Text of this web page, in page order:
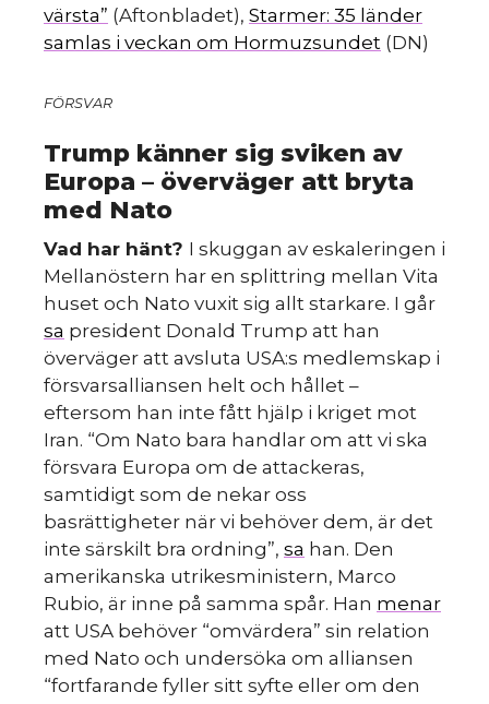
värsta” (Aftonbladet), Starmer: 35 länder
samlas i veckan om Hormuzsundet (DN)
FÖRSVAR
Trump känner sig sviken av
Europa – överväger att bryta
med Nato
Vad har hänt? I skuggan av eskaleringen i
Mellanöstern har en splittring mellan Vita
huset och Nato vuxit sig allt starkare. I går
sa president Donald Trump att han
överväger att avsluta USA:s medlemskap i
försvarsalliansen helt och hållet –
eftersom han inte fått hjälp i kriget mot
Iran. “Om Nato bara handlar om att vi ska
försvara Europa om de attackeras,
samtidigt som de nekar oss
basrättigheter när vi behöver dem, är det
inte särskilt bra ordning”, sa han. Den
amerikanska utrikesministern, Marco
Rubio, är inne på samma spår. Han menar
att USA behöver “omvärdera” sin relation
med Nato och undersöka om alliansen
“fortfarande fyller sitt syfte eller om den